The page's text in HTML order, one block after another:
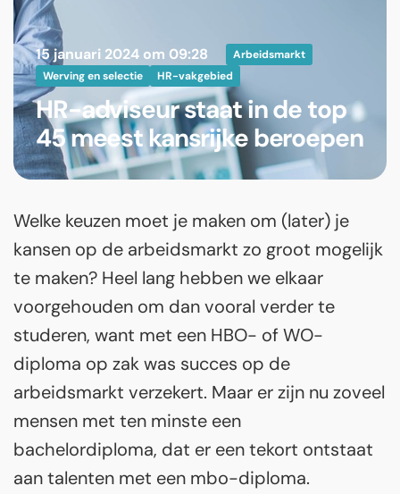
15 januari 2024 om 09:28
Arbeidsmarkt
Werving en selectie
HR-vakgebied
HR-adviseur staat in de top
45 meest kansrijke beroepen
Welke keuzen moet je maken om (later) je
kansen op de arbeidsmarkt zo groot mogelijk
te maken? Heel lang hebben we elkaar
voorgehouden om dan vooral verder te
studeren, want met een HBO- of WO-
diploma op zak was succes op de
arbeidsmarkt verzekert. Maar er zijn nu zoveel
mensen met ten minste een
bachelordiploma, dat er een tekort ontstaat
aan talenten met een mbo-diploma.